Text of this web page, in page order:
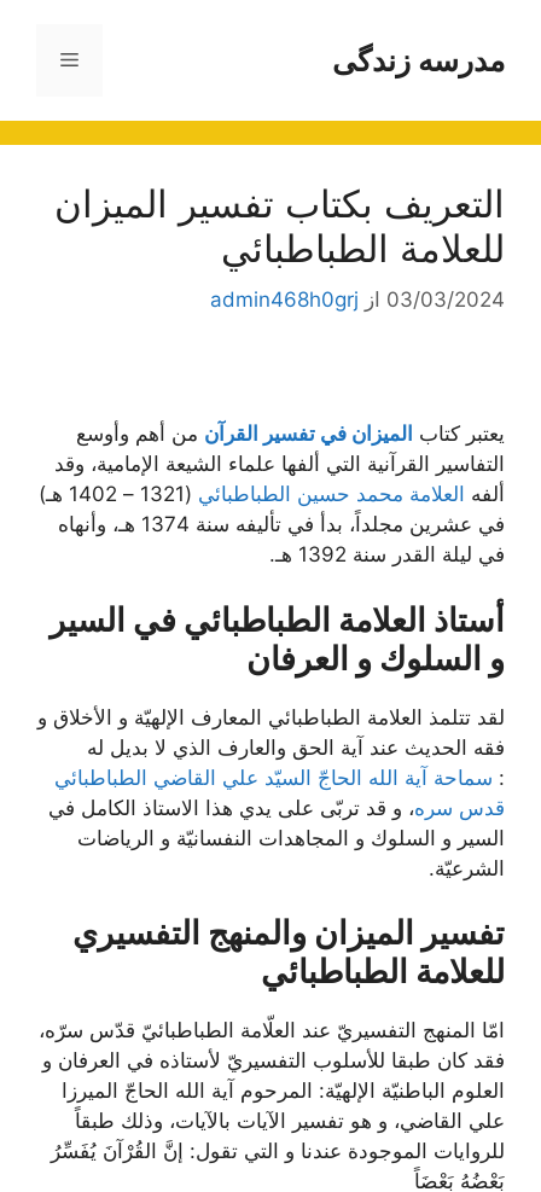
محتوامدرسه زندگی فهرست
التعريف بكتاب تفسير الميزان
للعلامة الطباطبائي
03/03/2024 از admin468h0grj
يعتبر كتاب الميزان في تفسير القرآن من أهم وأوسع
التفاسير القرآنية التي ألفها علماء الشيعة الإمامية، وقد
ألفه العلامة محمد حسين الطباطبائي
(1321 – 1402 هـ)
في عشرين مجلداً، بدأ في تأليفه سنة 1374 هـ، وأنهاه
في ليلة القدر سنة 1392 هـ.
أستاذ العلامة الطباطبائي في السير
و السلوك و العرفان
لقد تتلمذ العلامة الطباطبائي المعارف الإلهيّة و الأخلاق و
فقه الحديث عند آية الحق والعارف الذي لا بديل له
: سماحة آية الله الحاجّ السيّد علي القاضي الطباطبائي
قدس سره، و قد تربّى على يدي هذا الاستاذ الكامل في
السير و السلوك و المجاهدات النفسانيّة و الرياضات
الشرعيّة.
تفسير الميزان والمنهج التفسيري
للعلامة الطباطبائي
امّا المنهج التفسيريّ عند العلّامة الطباطبائيّ قدّس سرّه،
فقد كان طبقا للأسلوب التفسيريّ لأستاذه في العرفان و
العلوم الباطنيّة الإلهيّة: المرحوم آية الله الحاجّ الميرزا
علي القاضي، و هو تفسير الآيات بالآيات، وذلك طبقاً
للروايات الموجودة عندنا و التي تقول: إنَّ القُرْآنَ يُفَسِّرُ
بَعْضُهُ بَعْضَاً